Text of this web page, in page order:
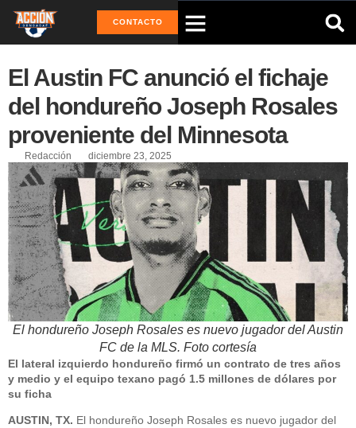
CONTACTO
El Austin FC anunció el fichaje
del hondureño Joseph Rosales
proveniente del Minnesota
Redacción diciembre 23, 2025
El hondureño Joseph Rosales es nuevo jugador del Austin
FC de la MLS. Foto cortesía
El lateral izquierdo hondureño firmó un contrato de tres años
y medio y el equipo texano pagó 1.5 millones de dólares por
su ficha
AUSTIN, TX. El hondureño Joseph Rosales es nuevo jugador del